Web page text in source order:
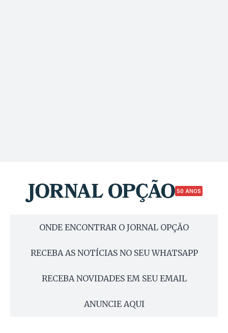
50 ANOS
ONDE ENCONTRAR O JORNAL OPÇÃO
RECEBA AS NOTÍCIAS NO SEU WHATSAPP
RECEBA NOVIDADES EM SEU EMAIL
ANUNCIE AQUI